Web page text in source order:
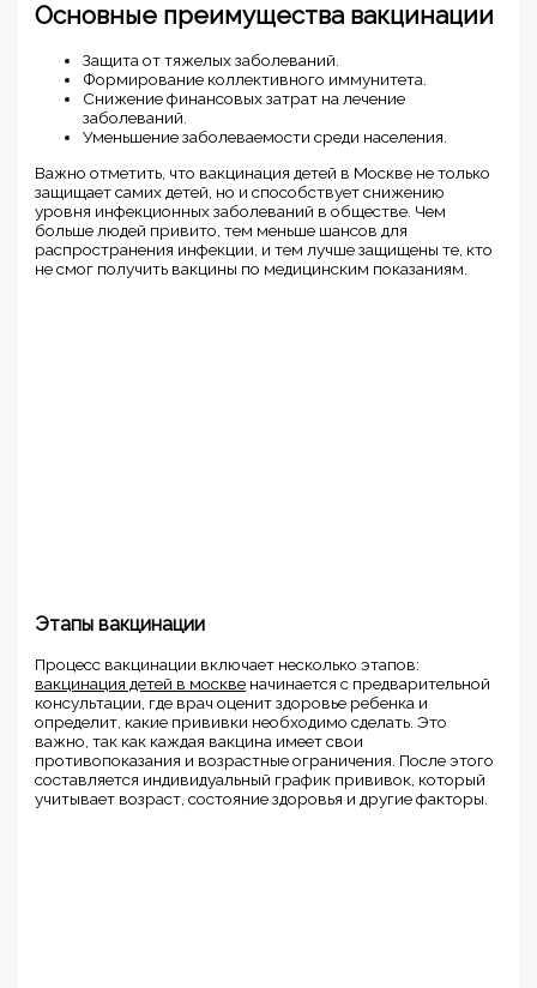
Основные преимущества вакцинации
Защита от тяжелых заболеваний.
Формирование коллективного иммунитета.
Снижение финансовых затрат на лечение
заболеваний.
Уменьшение заболеваемости среди населения.
Важно отметить, что вакцинация детей в Москве не только
защищает самих детей, но и способствует снижению
уровня инфекционных заболеваний в обществе. Чем
больше людей привито, тем меньше шансов для
распространения инфекции, и тем лучше защищены те, кто
не смог получить вакцины по медицинским показаниям.
Этапы вакцинации
Процесс вакцинации включает несколько этапов:
вакцинация детей в москве начинается с предварительной
консультации, где врач оценит здоровье ребенка и
определит, какие прививки необходимо сделать. Это
важно, так как каждая вакцина имеет свои
противопоказания и возрастные ограничения. После этого
составляется индивидуальный график прививок, который
учитывает возраст, состояние здоровья и другие факторы.